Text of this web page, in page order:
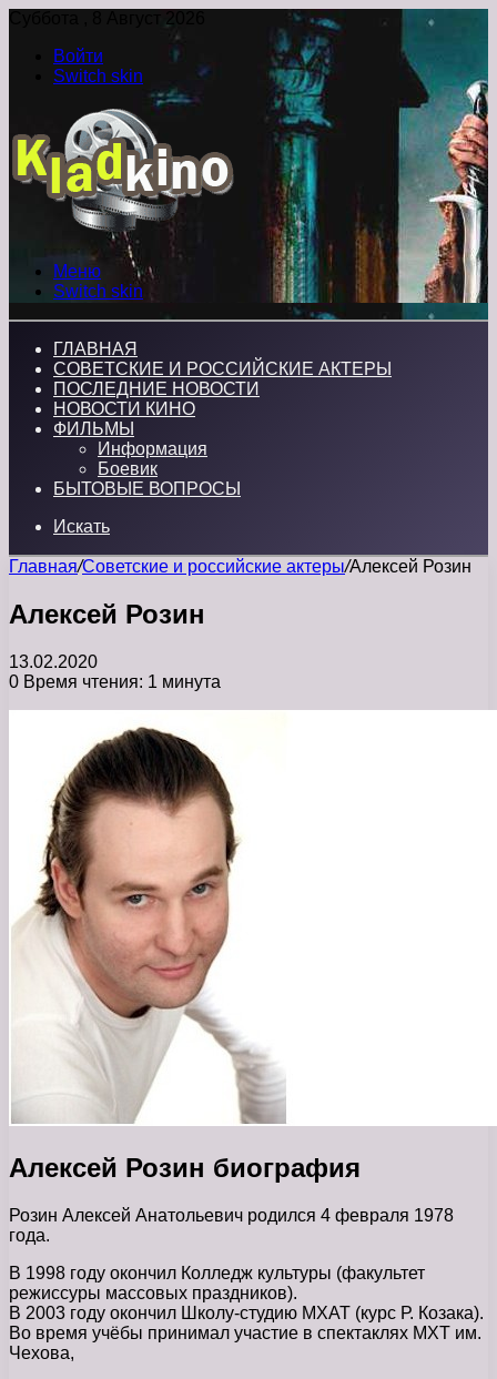
Суббота , 8 Август 2026
Войти
Switch skin
Меню
Switch skin
ГЛАВНАЯ
СОВЕТСКИЕ И РОССИЙСКИЕ АКТЕРЫ
ПОСЛЕДНИЕ НОВОСТИ
НОВОСТИ КИНО
ФИЛЬМЫ
Информация
Боевик
БЫТОВЫЕ ВОПРОСЫ
Искать
Главная/Советские и российские актеры/Алексей Розин
Алексей Розин
13.02.2020
0 Время чтения: 1 минута
Алексей Розин биография
Розин Алексей Анатольевич родился 4 февраля 1978
года.
В 1998 году окончил Колледж культуры (факультет
режиссуры массовых праздников).
В 2003 году окончил Школу-студию МХАТ (курс Р. Козака).
Во время учёбы принимал участие в спектаклях МХТ им.
Чехова,